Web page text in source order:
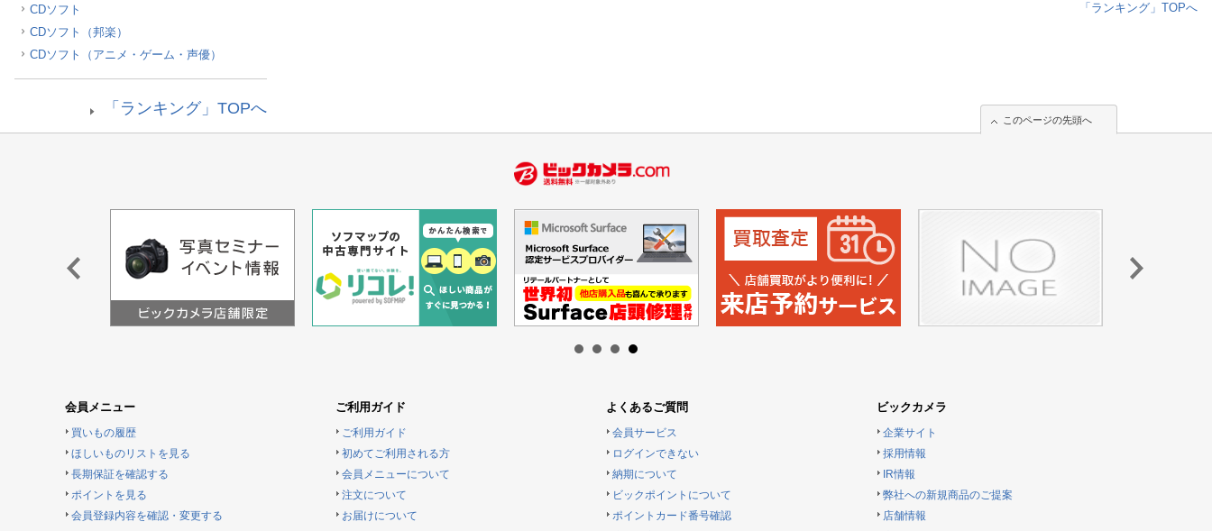
CDソフト
CDソフト（邦楽）
CDソフト（アニメ・ゲーム・声優）
「ランキング」TOPへ
「ランキング」TOPへ
このページの先頭へ
会員メニュー
買いもの履歴
ほしいものリストを見る
長期保証を確認する
ポイントを見る
会員登録内容を確認・変更する
ご利用ガイド
ご利用ガイド
初めてご利用される方
会員メニューについて
注文について
お届けについて
よくあるご質問
会員サービス
ログインできない
納期について
ビックポイントについて
ポイントカード番号確認
ビックカメラ
企業サイト
採用情報
IR情報
弊社への新規商品のご提案
店舗情報
このページの先頭へ